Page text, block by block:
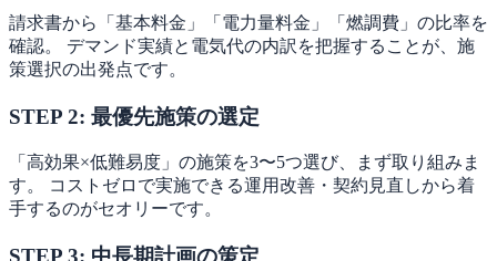
請求書から「基本料金」「電力量料金」「燃調費」の比率を
確認。 デマンド実績と電気代の内訳を把握することが、施
策選択の出発点です。
STEP 2: 最優先施策の選定
「高効果×低難易度」の施策を3〜5つ選び、まず取り組みま
す。 コストゼロで実施できる運用改善・契約見直しから着
手するのがセオリーです。
STEP 3: 中長期計画の策定